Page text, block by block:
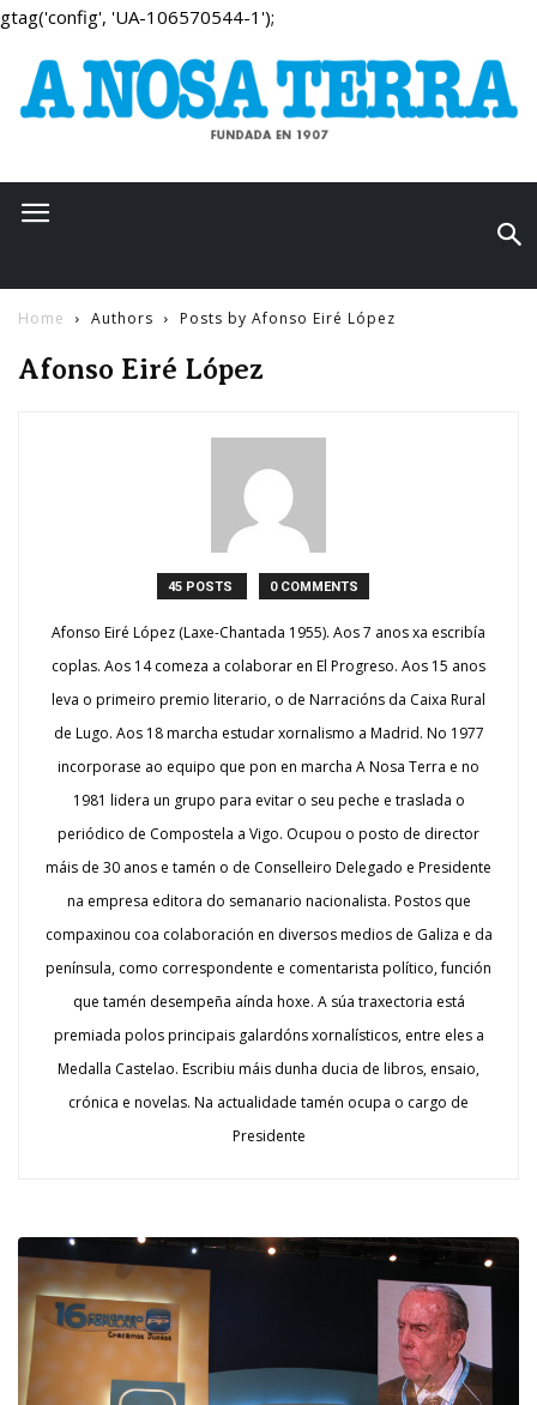
gtag('config', 'UA-106570544-1');
Home Authors Posts by Afonso Eiré López
Afonso Eiré López
45 POSTS 0 COMMENTS
Afonso Eiré López (Laxe-Chantada 1955). Aos 7 anos xa escribía
coplas. Aos 14 comeza a colaborar en El Progreso. Aos 15 anos
leva o primeiro premio literario, o de Narracións da Caixa Rural
de Lugo. Aos 18 marcha estudar xornalismo a Madrid. No 1977
incorporase ao equipo que pon en marcha A Nosa Terra e no
1981 lidera un grupo para evitar o seu peche e traslada o
periódico de Compostela a Vigo. Ocupou o posto de director
máis de 30 anos e tamén o de Conselleiro Delegado e Presidente
na empresa editora do semanario nacionalista. Postos que
compaxinou coa colaboración en diversos medios de Galiza e da
península, como correspondente e comentarista político, función
que tamén desempeña aínda hoxe. A súa traxectoria está
premiada polos principais galardóns xornalísticos, entre eles a
Medalla Castelao. Escribiu máis dunha ducia de libros, ensaio,
crónica e novelas. Na actualidade tamén ocupa o cargo de
Presidente